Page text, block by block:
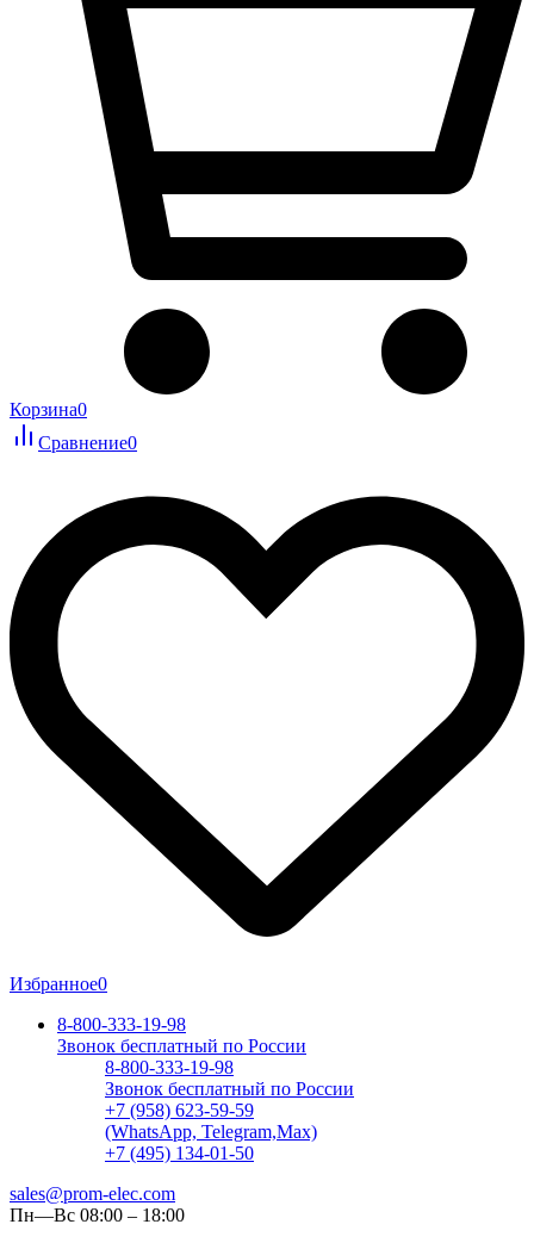
Корзина0
Сравнение0
Избранное0
8-800-333-19-98
Звонок бесплатный по России
8-800-333-19-98
Звонок бесплатный по России
+7 (958) 623-59-59
(WhatsApp, Telegram,Max)
+7 (495) 134-01-50
sales@prom-elec.com
Пн—Вс 08:00 – 18:00